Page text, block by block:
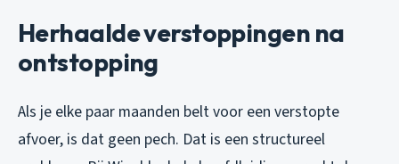
Herhaalde verstoppingen na
ontstopping
Als je elke paar maanden belt voor een verstopte
afvoer, is dat geen pech. Dat is een structureel